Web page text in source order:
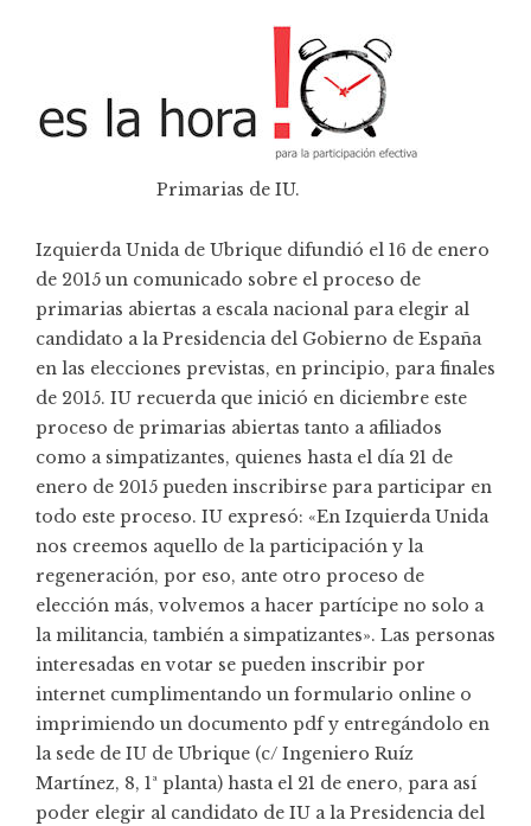
Primarias de IU.
Izquierda Unida de Ubrique difundió el 16 de enero
de 2015 un comunicado sobre el proceso de
primarias abiertas a escala nacional para elegir al
candidato a la Presidencia del Gobierno de España
en las elecciones previstas, en principio, para finales
de 2015. IU recuerda que inició en diciembre este
proceso de primarias abiertas tanto a afiliados
como a simpatizantes, quienes hasta el día 21 de
enero de 2015 pueden inscribirse para participar en
todo este proceso. IU expresó: «En Izquierda Unida
nos creemos aquello de la participación y la
regeneración, por eso, ante otro proceso de
elección más, volvemos a hacer partícipe no solo a
la militancia, también a simpatizantes». Las personas
interesadas en votar se pueden inscribir por
internet cumplimentando un formulario online o
imprimiendo un documento pdf y entregándolo en
la sede de IU de Ubrique (c/ Ingeniero Ruíz
Martínez, 8, 1ª planta) hasta el 21 de enero, para así
poder elegir al candidato de IU a la Presidencia del